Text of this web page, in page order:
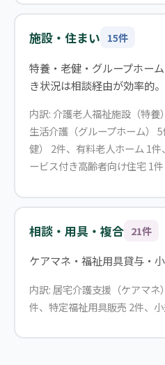
施設・住まい 15件
特養・老健・グループホー
き状況は相談経由が効率的。
内訳: 介護老人福祉施設（特
生活介護（グループホーム）
健） 2件、有料老人ホーム 1
ービス付き高齢者向け住宅 1件
相談・用具・複合 21件
ケアマネ・福祉用具貸与・
内訳: 居宅介護支援（ケアマ
件、特定福祉用具販売 2件、